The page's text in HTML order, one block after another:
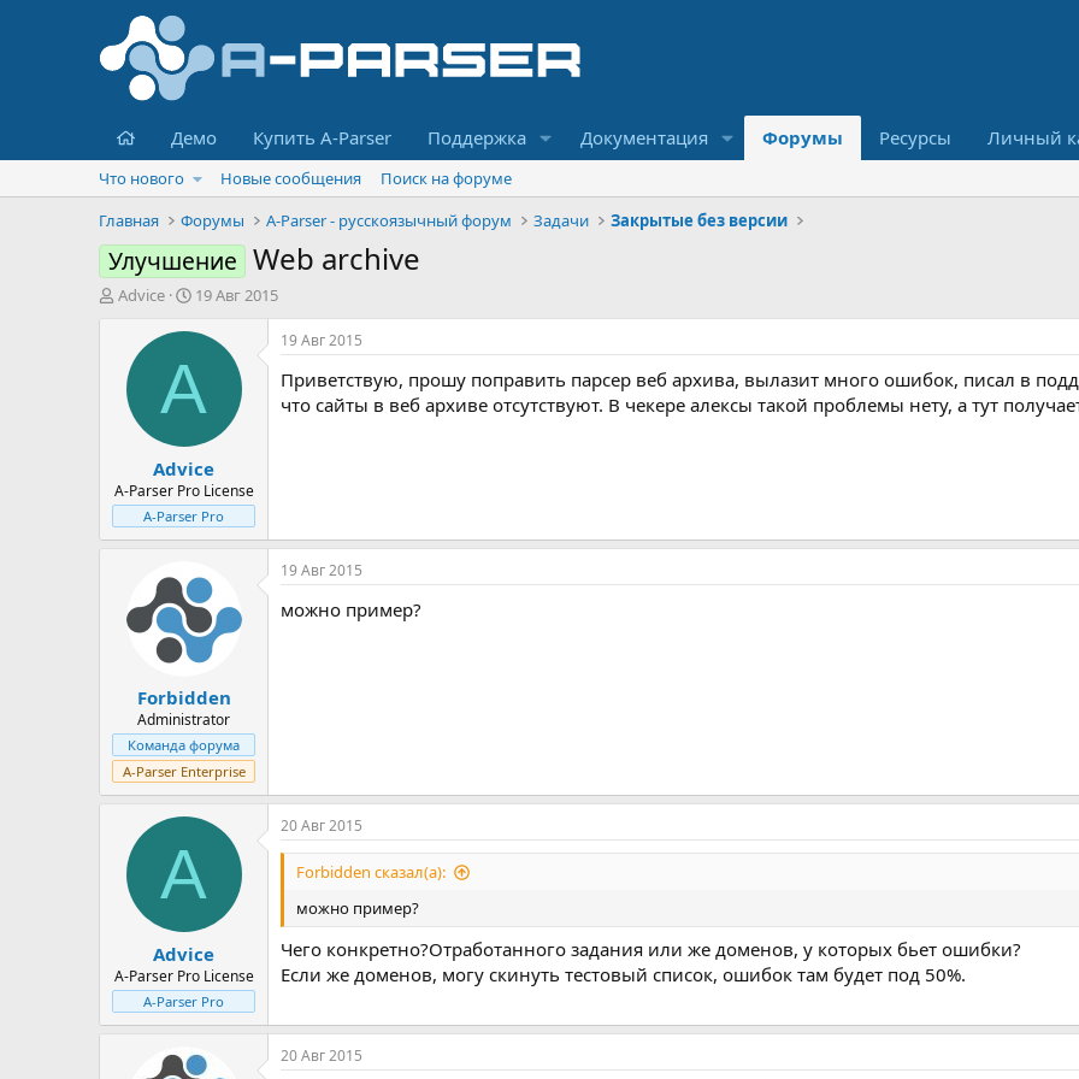
Главная
Демо Купить A-Parser Поддержка Документация Форумы Ресурсы Личный
Что нового Новые сообщения
Поиск на форуме
Главная
Форумы A-Parser - русскоязычный форум Задачи Закрытые без версии
Улучшение Web archive
А
Advice
Д
т
н
а
а
л
а
19 Авг 2015
A
Advice
A-Parser Pro License
A-Parser Pro
19 Авг 2015
Приветствую, прошу поправить парсер веб архива, вылазит много ошибок, писал в
что сайты в веб архиве отсутствуют. В чекере алексы такой проблемы нету, а тут
Forbidden
Administrator
Команда форума
A-Parser Enterprise
19 Авг 2015
можно пример?
A
Advice
A-Parser Pro License
A-Parser Pro
20 Авг 2015
Forbidden сказал(а):
можно пример?
Чего конкретно?Отработанного задания или же доменов, у которых бьет ошибки?
Если же доменов, могу скинуть тестовый список, ошибок там будет под 50%.
20 Авг 2015